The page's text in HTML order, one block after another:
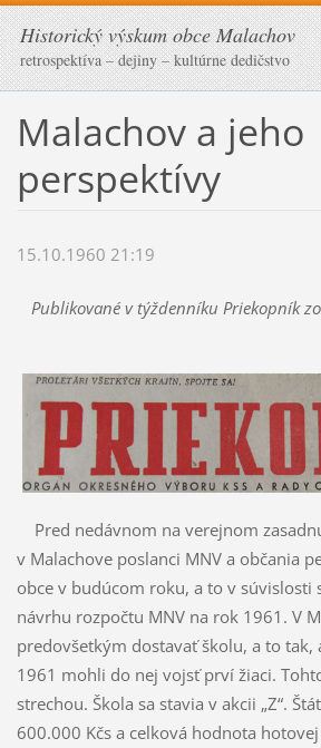
Historický výskum obce Malachov
retrospektíva – dejiny – kultúrne dedičstvo
Malachov a jeho
perspektívy
15.10.1960 21:19
Publikované v týždenníku Priekopník
Pred nedávnom na verejnom
v Malachove poslanci MNV a občania
obce v budúcom roku, a to v súvislosti
návrhu rozpočtu MNV na rok 1961. V
predovšetkým dostavať školu, a to tak,
1961 mohli do nej vojsť prví žiaci.
strechou. Škola sa stavia v akcii „Z“.
600.000 Kčs a celková hodnota